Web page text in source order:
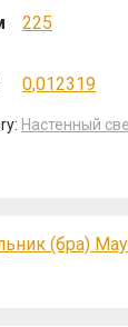
225
0,012319
Настенный
(бра)